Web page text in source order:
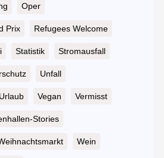
Oper
Prix Refugees Welcome
Statistik Stromausfall
Unfall
Urlaub Vegan Vermisst
Stories
Wein